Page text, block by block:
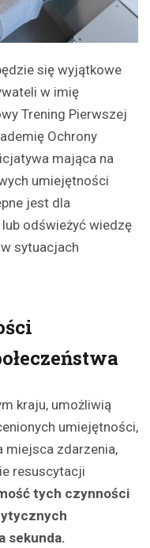
się wyjątkowe
w imię
Trening Pierwszej
Ochrony
mająca na
umiejętności
jest dla
odświeżyć wiedzę
sytuacjach
kraju, umożliwią
umiejętności,
miejsca zdarzenia,
resuscytacji
tych czynności
sekunda.